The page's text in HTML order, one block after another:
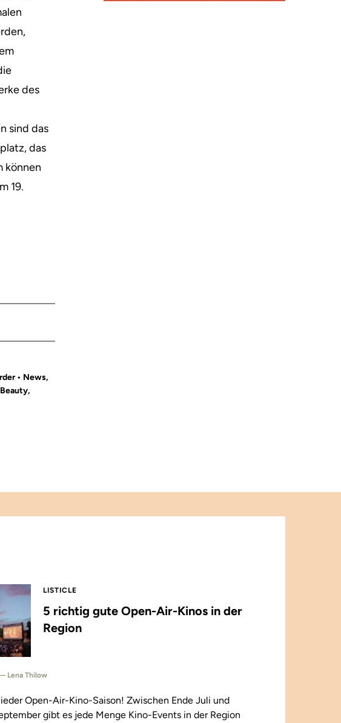
des
sind das
das
können
19.
• News,
LISTICLE
5 richtig gute Open-Air-Kinos in der
Region
Lena Thilow
Open-Air-Kino-Saison! Zwischen Ende Juli und
gibt es jede Menge Kino-Events in der Region